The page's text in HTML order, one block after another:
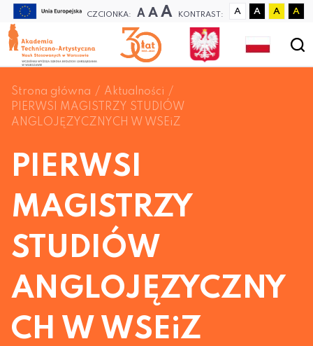
CZCIONKA: A A A KONTRAST: A A A A
Strona główna
Aktualności
PIERWSI MAGISTRZY STUDIÓW
ANGLOJĘZYCZNYCH W WSEiZ
PIERWSI
MAGISTRZY
STUDIÓW
ANGLOJĘZYCZNY
CH W WSEiZ